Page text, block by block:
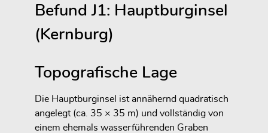
Befund J1: Hauptburginsel
(Kernburg)
Topografische Lage
Die Hauptburginsel ist annähernd quadratisch
angelegt (ca. 35 × 35 m) und vollständig von
einem ehemals wasserführenden Graben